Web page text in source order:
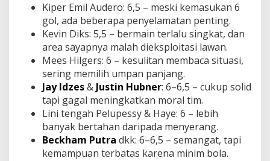
Kiper Emil Audero: 6,5 – meski kemasukan 6
gol, ada beberapa penyelamatan penting.
Kevin Diks: 5,5 – bermain terlalu singkat, dan
area sayapnya malah dieksploitasi lawan.
Mees Hilgers: 6 – kesulitan membaca situasi,
sering memilih umpan panjang.
Jay Idzes& Justin Hubner: 6–6,5 – cukup solid
tapi gagal meningkatkan moral tim.
Lini tengah Pelupessy & Haye: 6 – lebih
banyak bertahan daripada menyerang.
Beckham Putra dkk: 6–6,5 – semangat, tapi
kemampuan terbatas karena minim bola.